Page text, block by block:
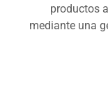
productos
mediante una